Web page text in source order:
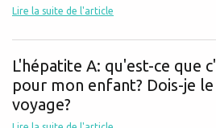
Lire la suite de l'article
L'hépatite A: qu'est-ce que
pour mon enfant? Dois-je le
voyage?